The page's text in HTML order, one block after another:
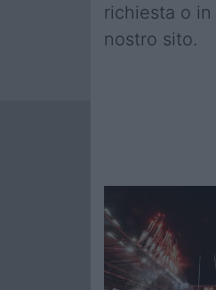
richiesta o
nostro sito.